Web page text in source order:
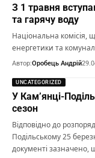
З 1 травня
та гарячу воду
Національна комісія,
енергетики та
Автор:Оробець Андрій
UNCATEGORIZED
У Кам’янці-
сезон
Відповідно до
Подільському 25
документі зазначено,